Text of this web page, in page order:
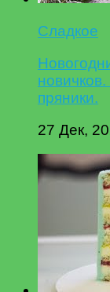
Сладкое
новичков.
пряники.
27 Дек,